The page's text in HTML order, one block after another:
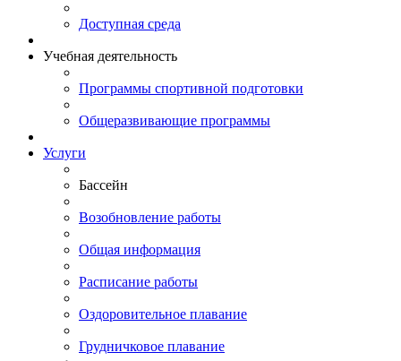
Доступная среда
Учебная деятельность
Программы спортивной подготовки
Общеразвивающие программы
Услуги
Бассейн
Возобновление работы
Общая информация
Расписание работы
Оздоровительное плавание
Грудничковое плавание